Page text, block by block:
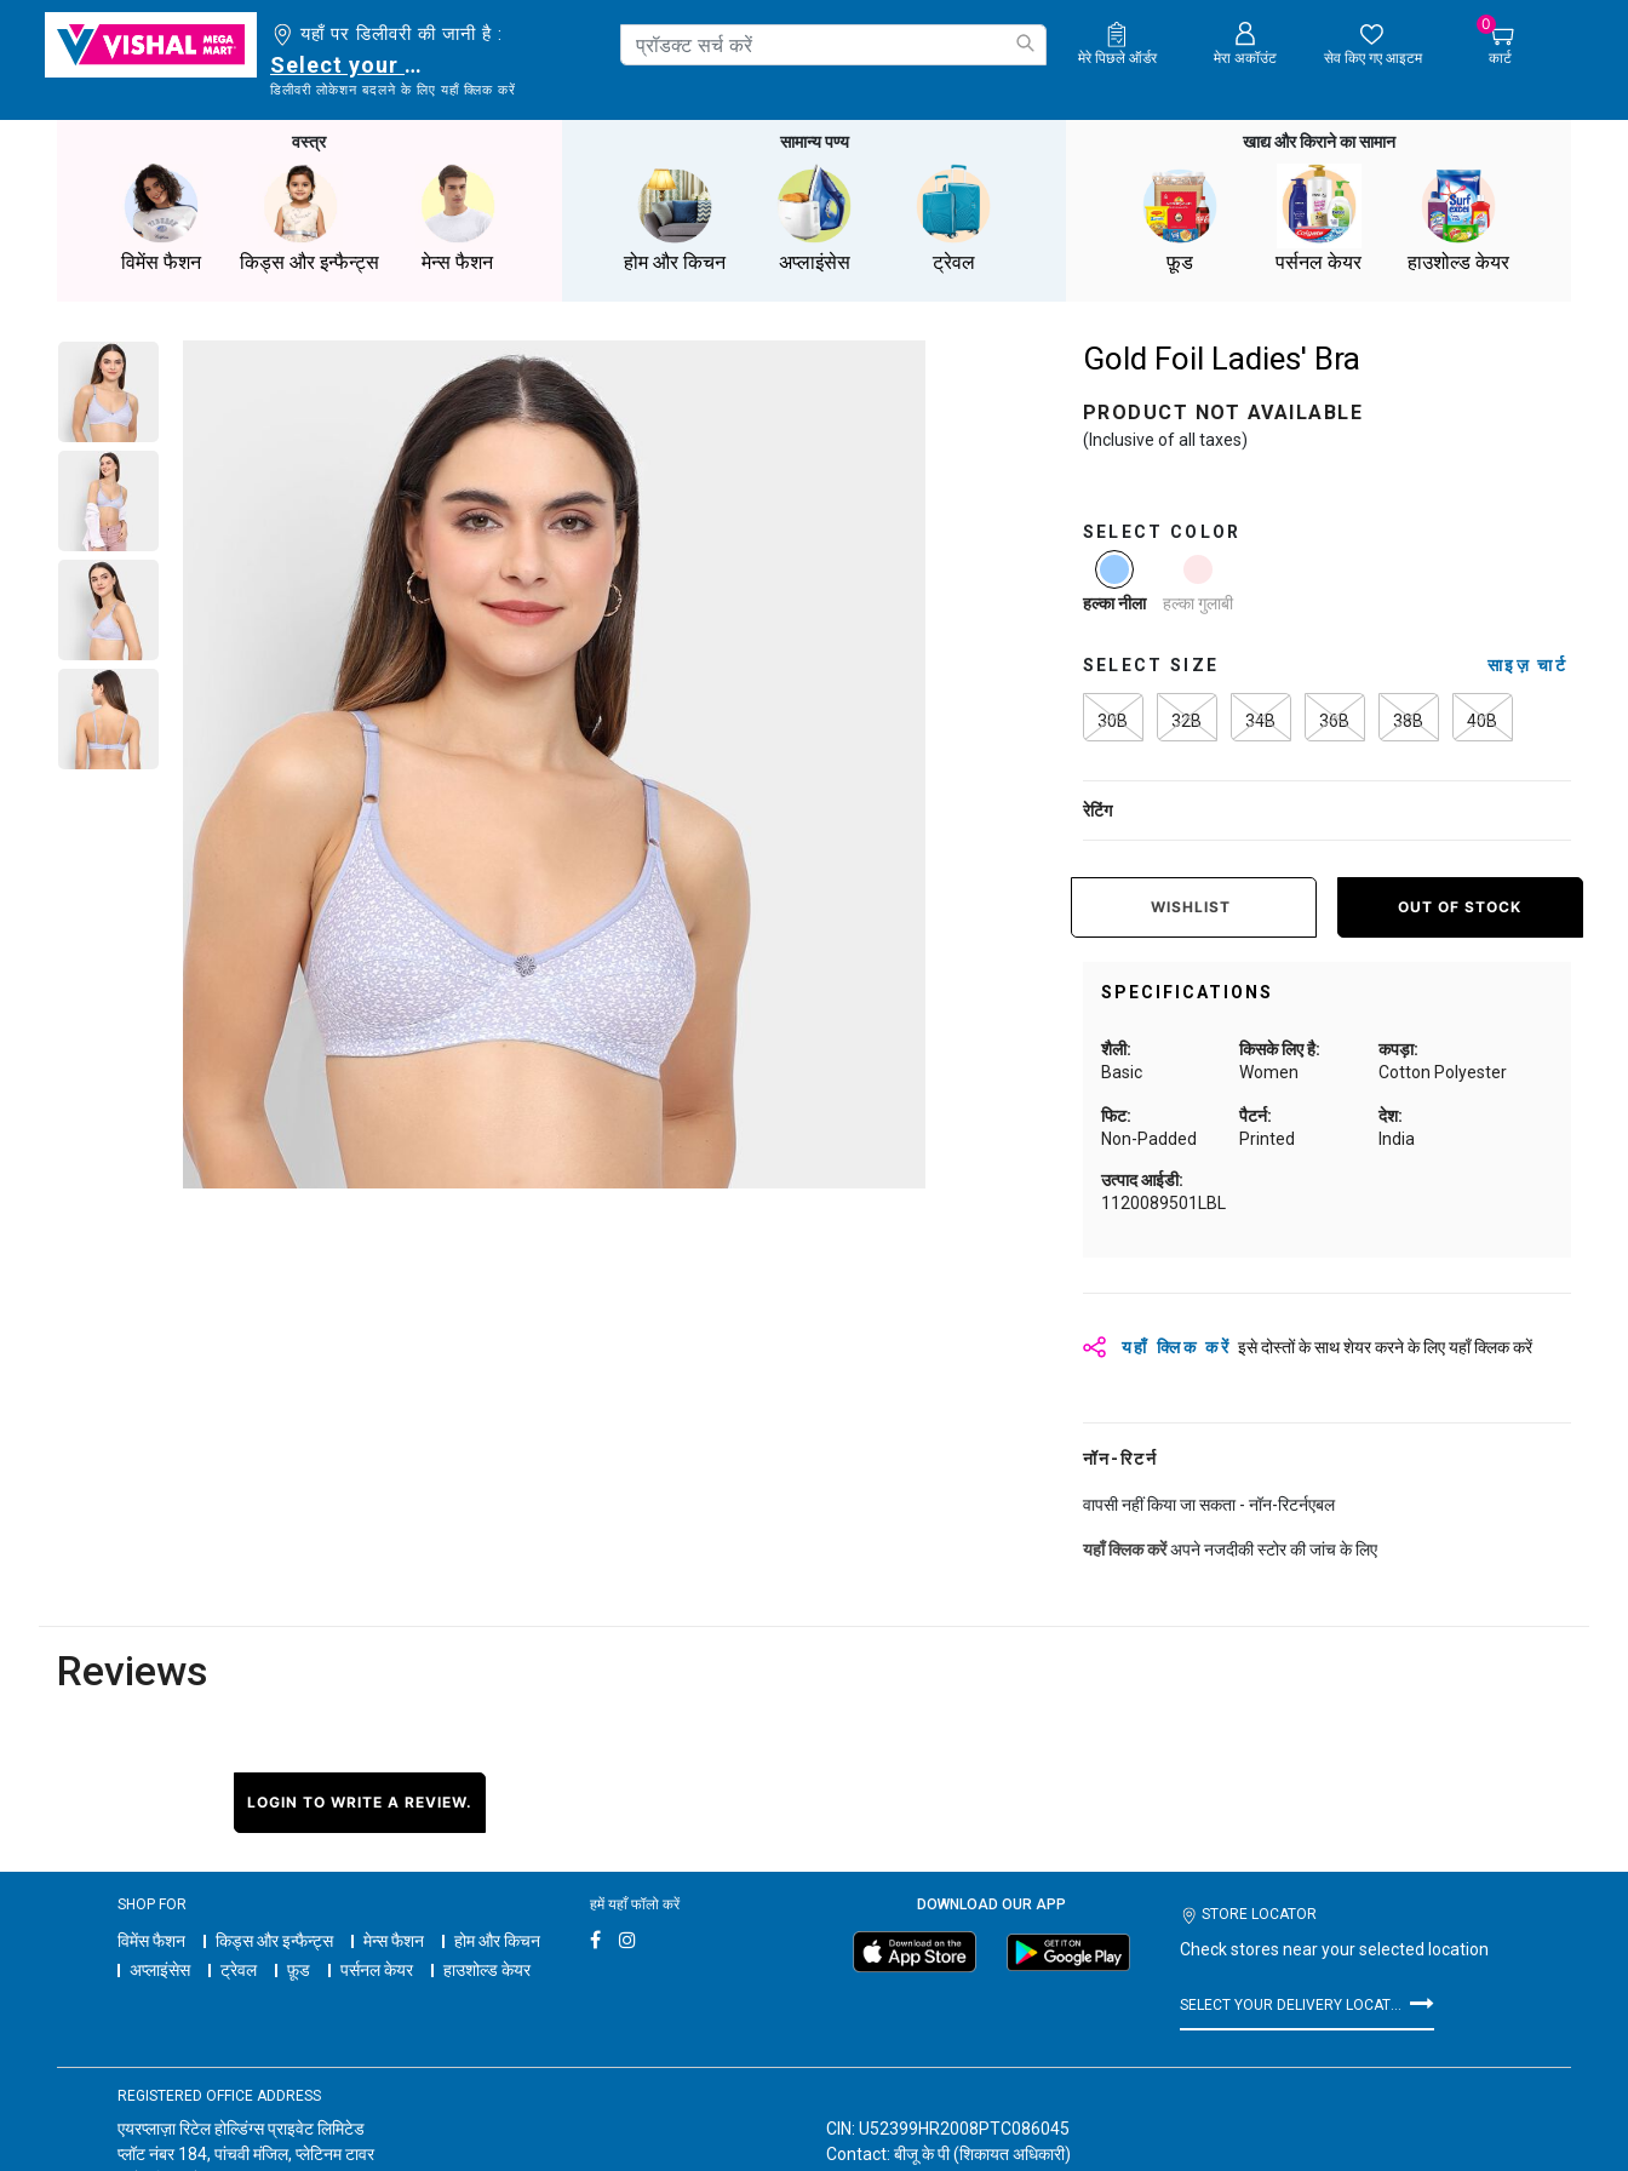
यहाँ पर डिलीवरी की जानी है :
Select your delivery location
डिलीवरी लोकेशन बदलने के लिए यहाँ क्लिक करें
मेरे पिछले ऑर्डर मेरा अकॉउंट सेव किए गए आइटम
0
कार्ट
वस्त्र
विमेंस फैशन किड्स और इन्फैन्ट्स मेन्स फैशन
सामान्य पण्य
होम और किचन अप्लाइंसेस ट्रेवल
खाद्य और किराने का सामान
फ़ूड पर्सनल केयर हाउशोल्ड केयर
Gold Foil Ladies' Bra
PRODUCT NOT AVAILABLE
(Inclusive of all taxes)
SELECT COLOR
selected
हल्का नीला हल्का गुलाबी
SELECT SIZE साइज़ चार्ट
30B 32B 34B 36B 38B 40B
रेटिंग
WISHLIST OUT OF STOCK
SPECIFICATIONS
शैली:
Basic
किसके लिए है:
Women
कपड़ा:
Cotton Polyester
फिट:
Non-Padded
पैटर्न:
Printed
देश:
India
उत्पाद आईडी:
1120089501LBL
यहाँ क्लिक करें इसे दोस्तों के साथ शेयर करने के लिए यहाँ क्लिक करें
नॉन-रिटर्न
वापसी नहीं किया जा सकता - नॉन-रिटर्नएबल
यहाँ क्लिक करेंअपने नजदीकी स्टोर की जांच के लिए
Reviews
LOGIN TO WRITE A REVIEW.
SHOP FOR
विमेंस फैशन किड्स और इन्फैन्ट्स मेन्स फैशन
होम और किचन
अप्लाइंसेस
ट्रेवल फ़ूड पर्सनल केयर हाउशोल्ड केयर
हमें यहाँ फॉलो करें DOWNLOAD OUR APP
STORE LOCATOR
Check stores near your selected location
REGISTERED OFFICE ADDRESS
एयरप्लाज़ा रिटेल होल्डिंग्स प्राइवेट लिमिटेड
प्लॉट नंबर 184, पांचवी मंजिल, प्लेटिनम टावर
CIN: U52399HR2008PTC086045
Contact: बीजू के पी (शिकायत अधिकारी)